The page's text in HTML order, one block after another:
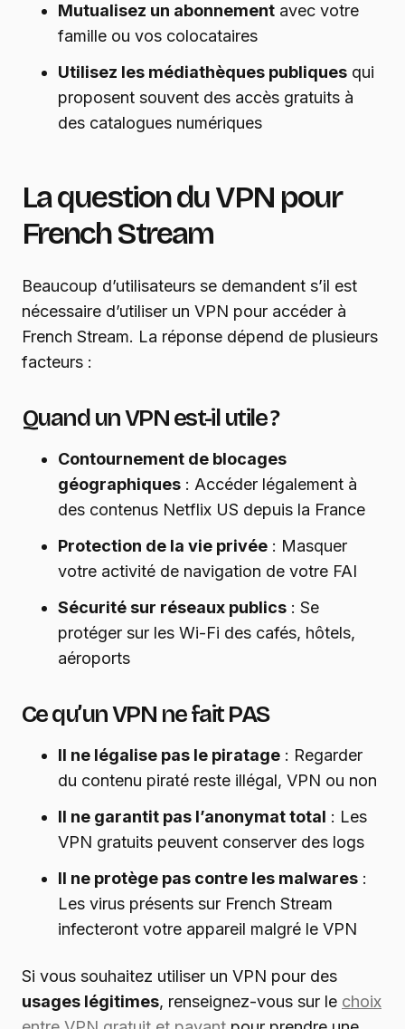
Mutualisez un abonnement avec votre
famille ou vos colocataires
Utilisez les médiathèques publiques qui
proposent souvent des accès gratuits à
des catalogues numériques
La question du VPN pour
French Stream
Beaucoup d’utilisateurs se demandent s’il est
nécessaire d’utiliser un VPN pour accéder à
French Stream. La réponse dépend de plusieurs
facteurs :
Quand un VPN est-il utile ?
Contournement de blocages
géographiques : Accéder légalement à
des contenus Netflix US depuis la France
Protection de la vie privée : Masquer
votre activité de navigation de votre FAI
Sécurité sur réseaux publics : Se
protéger sur les Wi-Fi des cafés, hôtels,
aéroports
Ce qu’un VPN ne fait PAS
Il ne légalise pas le piratage : Regarder
du contenu piraté reste illégal, VPN ou non
Il ne garantit pas l’anonymat total : Les
VPN gratuits peuvent conserver des logs
Il ne protège pas contre les malwares :
Les virus présents sur French Stream
infecteront votre appareil malgré le VPN
Si vous souhaitez utiliser un VPN pour des
usages légitimes, renseignez-vous sur le choix